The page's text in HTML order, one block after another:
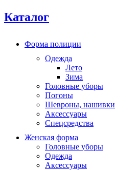
Каталог
Форма полиции
Одежда
Лето
Зима
Головные уборы
Погоны
Шевроны, нашивки
Аксессуары
Спецсредства
Женская форма
Головные уборы
Одежда
Аксессуары